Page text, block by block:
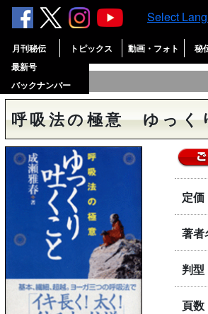
月刊秘伝
最新号
バックナンバー
トピックス 動画・フォト 秘
Select
くり吐くこと
呼吸法の極意 ゆっく
定価
著者
判型
頁数